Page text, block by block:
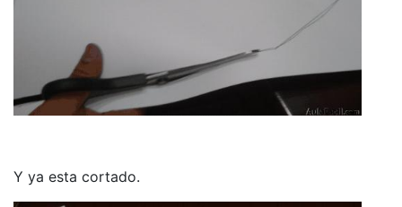
Y ya esta cortado.